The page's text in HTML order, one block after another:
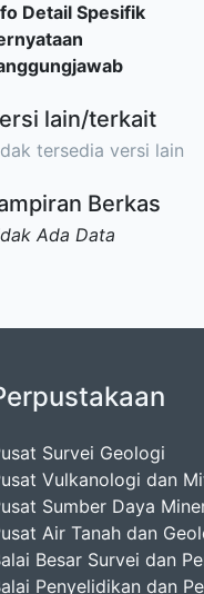
Detail Spesifik
lain/terkait
tersedia versi lain
Berkas
Ada Data
Survei Geologi
Vulkanologi dan
Sumber Daya
Air Tanah dan
Besar Survei dan
Penyelidikan dan